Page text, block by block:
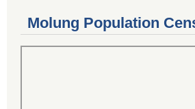
Molung Population